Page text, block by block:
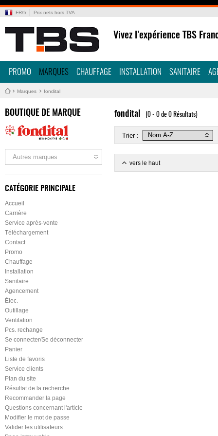
FR/fr Prix nets hors TVA
Vivez l’expérience TBS
PROMO MARQUES CHAUFFAGE INSTALLATION SANITAIRE
Marques fondital
BOUTIQUE DE MARQUE
Autres marques
CATÉGORIE PRINCIPALE
Accueil
Carrière
Service après-vente
Téléchargement
Contact
Promo
Chauffage
Installation
Sanitaire
Agencement
Élec.
Outillage
Ventilation
Pcs. rechange
Se connecter/Se déconnecter
Panier
Liste de favoris
Service clients
Plan du site
Résultat de la recherche
Recommander la page
Questions concernant l'article
Modifier le mot de passe
Valider les utilisateurs
fondital (0 - 0 de 0 Résultats)
Trier :
vers le haut